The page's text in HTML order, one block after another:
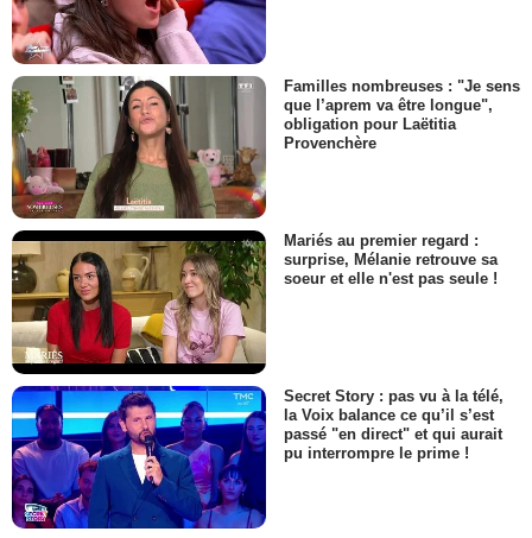
Familles nombreuses : "Je sens
que l’aprem va être longue",
obligation pour Laëtitia
Provenchère
Mariés au premier regard :
surprise, Mélanie retrouve sa
soeur et elle n'est pas seule !
Secret Story : pas vu à la télé,
la Voix balance ce qu’il s’est
passé "en direct" et qui aurait
pu interrompre le prime !